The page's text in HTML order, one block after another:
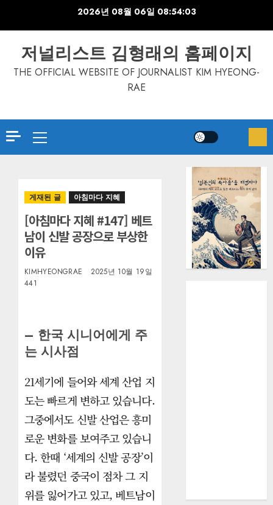
2026년 08월 06일 08:54:04
저널리스트 김형래의 홈페이지
THE OFFICIAL WEBSITE OF JOURNALIST KIM HYEONG-
RAE
Primary
Menu
게재된 글 아침마다 지혜
[아침마다 지혜 #147] 베트
남이 신발 공장으로 부상한
이유
KIMHYEONGRAE
2025년 10월 19일
441
– 한국 시니어에게 주
는 시사점
21세기에 들어와 세계 산업 지
도는 빠르게 변하고 있습니다.
그중에서도 신발 산업은 흥미
로운 변화를 보여주고 있습니
다. 한때 ‘세계의 신발 공장’이
라 불렸던 중국이 점차 그 지
위를 잃어가고 있고, 베트남이